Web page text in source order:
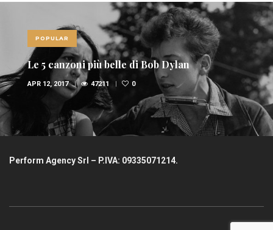
POPULAR
Le 5 canzoni più belle di Bob Dylan
APR 12, 2017 47211 0
Perform Agency Srl – P.IVA: 09335071214.